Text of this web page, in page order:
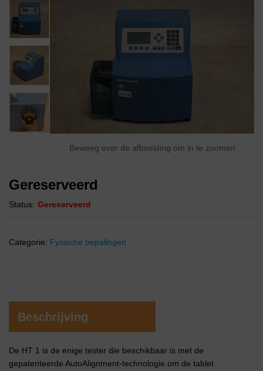
Beweeg over de afbeelding om in te zoomen
Gereserveerd
Status: Gereserveerd
Categorie: Fysische bepalingen
Beschrijving
De HT 1 is de enige tester die beschikbaar is met de
gepatenteerde AutoAlignment-technologie om de tablet